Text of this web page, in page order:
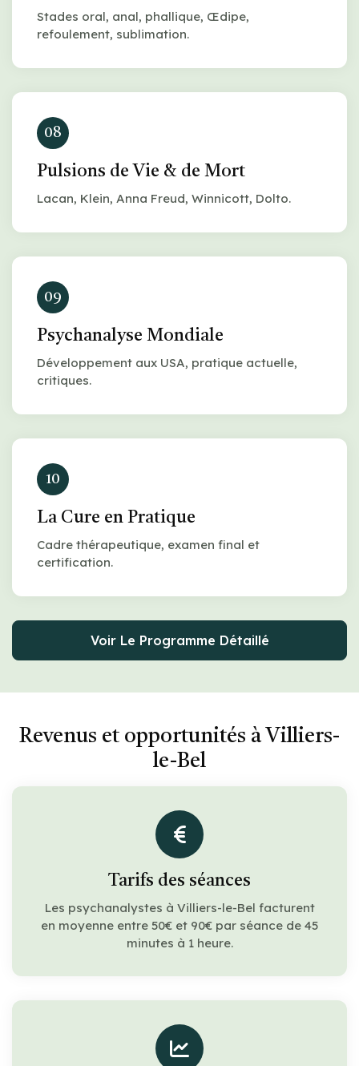
Stades oral, anal, phallique, Œdipe,
refoulement, sublimation.
08
Pulsions de Vie & de Mort
Lacan, Klein, Anna Freud, Winnicott, Dolto.
09
Psychanalyse Mondiale
Développement aux USA, pratique actuelle,
critiques.
10
La Cure en Pratique
Cadre thérapeutique, examen final et
certification.
Voir Le Programme Détaillé
Revenus et opportunités à Villiers-
le-Bel
Tarifs des séances
Les psychanalystes à Villiers-le-Bel facturent
en moyenne entre 50€ et 90€ par séance de 45
minutes à 1 heure.